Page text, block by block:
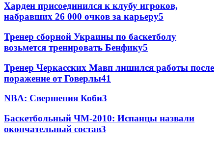
Харден присоединился к клубу игроков,
набравших 26 000 очков за карьеру5
Тренер сборной Украины по баскетболу
возьмется тренировать Бенфику5
Тренер Черкасских Мавп лишился работы после
поражение от Говерлы41
NBA: Свершения Коби3
Баскетбольный ЧМ-2010: Испанцы назвали
окончательный состав3